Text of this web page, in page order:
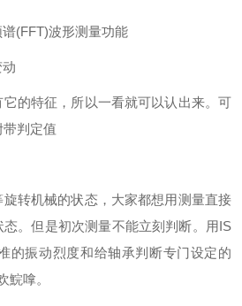
(FFT)波形测量功能
的特征，所以一看就可以认出来。可
带判定值
转机械的状态，大家都想用测量直接
。但是初次测量不能立刻判断。用IS
的振动烈度和给轴承判断专门设定的
鯇嗱。